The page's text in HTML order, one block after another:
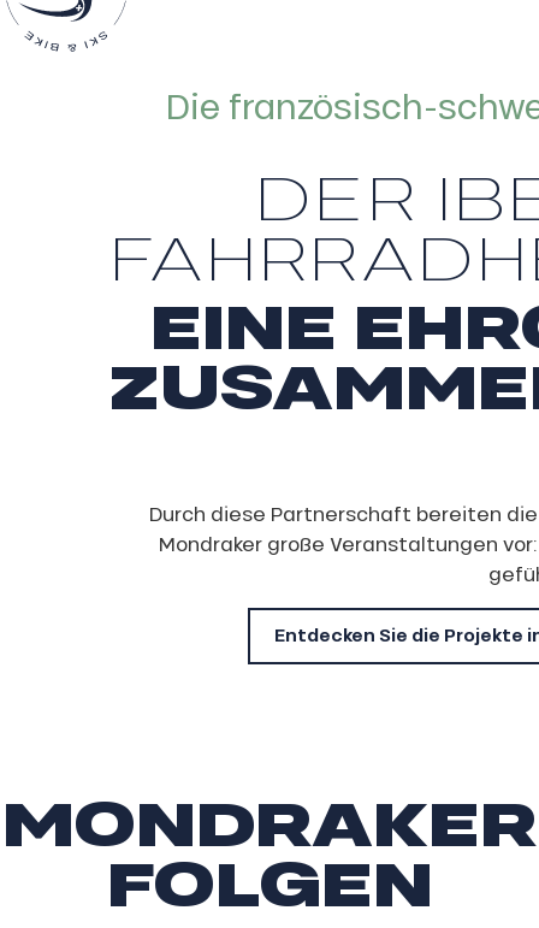
Die französisch-
DER
EINE
Durch diese Partnerschaft bereiten die
Mondraker große Veranstaltungen
Entdecken Sie die Projekte
MONDRAKER
FOLGEN